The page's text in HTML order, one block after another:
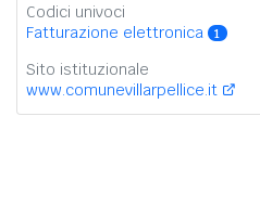
Codici univoci
Fatturazione elettronica
1
Sito istituzionale
www.comunevillarpellice.it